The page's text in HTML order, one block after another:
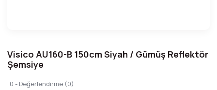
Visico AU160-B 150cm Siyah / Gümüş Reflektör
Şemsiye
0 - Değerlendirme (0)